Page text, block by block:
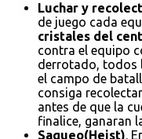
Luchar y
de juego cada
cristales del
contra el equipo
derrotado, todos
el campo de
consiga
antes de que la
finalice, ganaran
Saqueo(Heist).